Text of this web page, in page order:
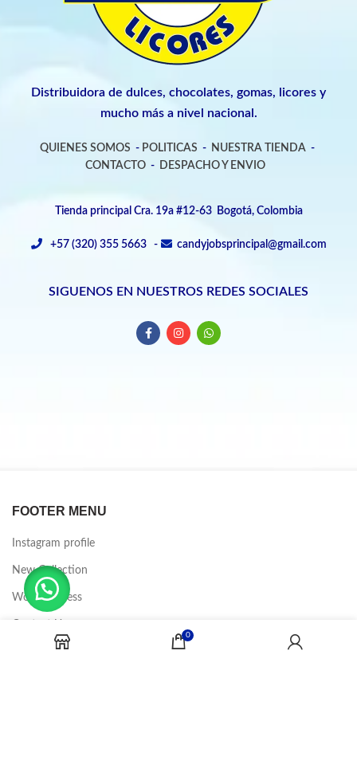
Distribuidora de dulces, chocolates, gomas, licores y
mucho más a nivel nacional.
QUIENES SOMOS - POLITICAS - NUESTRA TIENDA -
CONTACTO- DESPACHO Y ENVIO
Tienda principal Cra. 19a #12-63 Bogotá, Colombia
+57 (320) 355 5663 - candyjobsprincipal@gmail.com
SIGUENOS EN NUESTROS REDES SOCIALES
FOOTER MENU
Instagram profile
New Collection
Woman Dress
Latest News
0